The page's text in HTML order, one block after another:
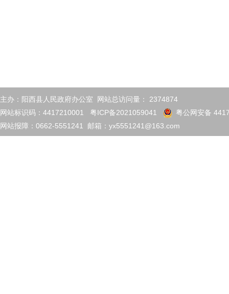
主办：阳西县人民政府办公室 网站总访问量： 2374874
网站标识码：4417210001 粤ICP备2021059041
粤公网安备
网站报障：0662-5551241 邮箱：yx5551241@163.com